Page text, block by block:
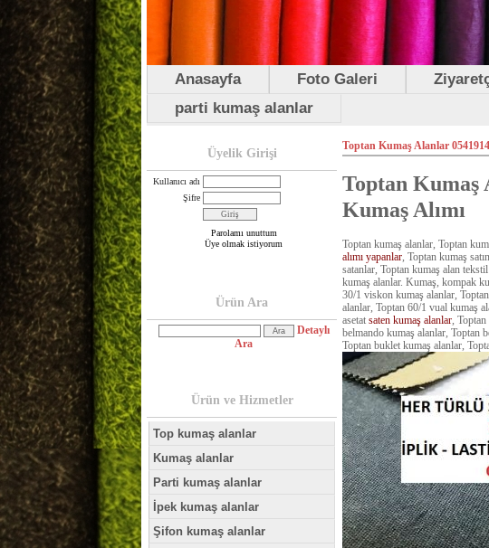
Anasayfa Foto Galeri
parti kumaş alanlar
Üyelik Girişi
Kullanıcı adı
Şifre
Parolamı unuttum
Üye olmak istiyorum
Ürün Ara
Detaylı
Ara
Ürün ve Hizmetler
Top kumaş alanlar
Kumaş alanlar
Parti kumaş alanlar
İpek kumaş alanlar
Şifon kumaş alanlar
Toptan Kumaş Alanlar
Toptan Kumaş
Kumaş Alımı
Toptan kumaş alanlar, Toptan
alımı yapanlar, Toptan kumaş
satanlar, Toptan kumaş alan
kumaş alanlar. Kumaş, kompak
30/1 viskon kumaş alanlar,
alanlar, Toptan 60/1 vual kumaş
asetat saten kumaş alanlar, Toptan
belmando kumaş alanlar, Toptan
Toptan buklet kumaş alanlar,